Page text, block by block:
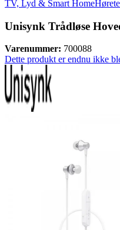
TV, Lyd & Smart Home
Unisynk Trådløse
Varenummer: 700088
Dette produkt er endnu ikke